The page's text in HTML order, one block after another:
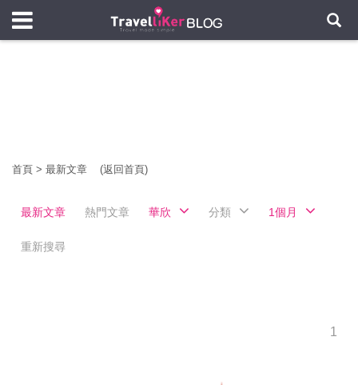
首頁 > 最新文章 (返回首頁)
最新文章 熱門文章 華欣 分類 1個月
重新搜尋
1